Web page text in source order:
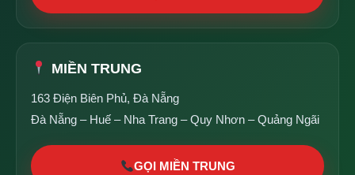
MIỀN TRUNG
163 Điện Biên Phủ, Đà Nẵng
Đà Nẵng – Huế – Nha Trang – Quy Nhơn – Quảng Ngãi
GỌI MIỀN TRUNG